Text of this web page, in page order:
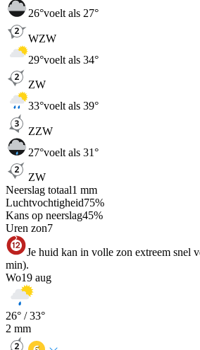
26°voelt als 27°
WZW
29°voelt als 34°
ZW
33°voelt als 39°
ZZW
27°voelt als 31°
ZW
Neerslag totaal1 mm
Luchtvochtigheid75%
Kans op neerslag45%
Uren zon7
Je huid kan in volle zon extreem snel
min).
Wo19 aug
26° /33°
2 mm